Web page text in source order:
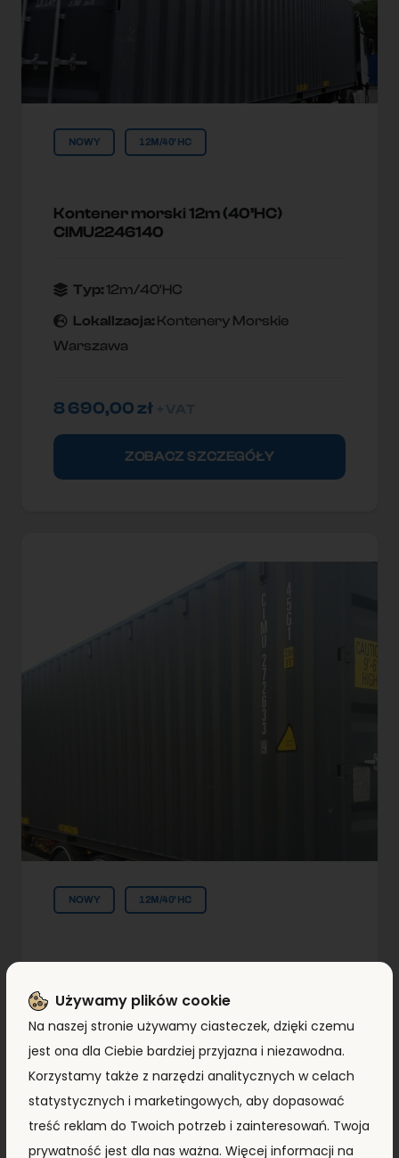
NOWY 12M/40'HC
Kontener morski 12m (40’HC)
CIMU2246140
Typ:12m/40'HC
Lokallzacja: Kontenery Morskie
Warszawa
8 690,00zł
ZOBACZ SZCZEGÓŁY
NOWY 12M/40'HC
CIMU2726339
Typ:12m/40'HC
Lokallzacja:Kontenery Morskie
Warszawa
Używamy plików cookie
Na naszej stronie używamy ciasteczek, dzięki czemu
jest ona dla Ciebie bardziej przyjazna i niezawodna.
Korzystamy także z narzędzi analitycznych w celach
statystycznych i marketingowych, aby dopasować
treść reklam do Twoich potrzeb i zainteresowań. Twoja
prywatność jest dla nas ważna. Więcej informacji na